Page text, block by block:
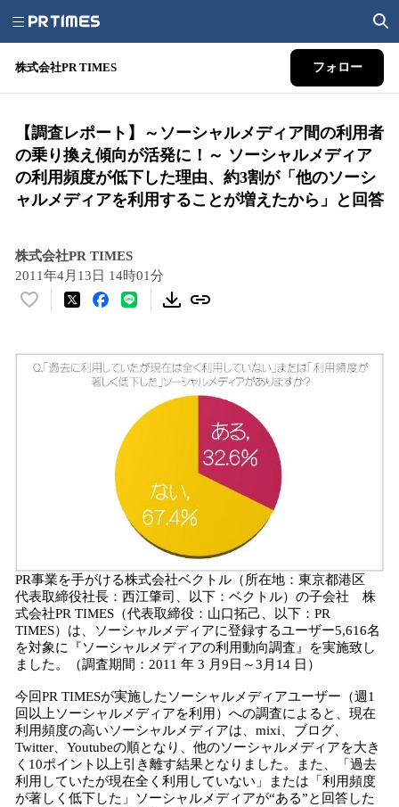
株式会社PR TIMES フォロー
【調査レポート】～ソーシャルメディア間の利用者
の乗り換え傾向が活発に！～ ソーシャルメディア
の利用頻度が低下した理由、約3割が「他のソーシ
ャルメディアを利用することが増えたから」と回答
株式会社PR TIMES
2011年4月13日 14時01分
い
！
PR事業を手がける株式会社ベクトル（所在地：東京都港区
代表取締役社長：西江肇司、以下：ベクトル）の子会社 株
式会社PR TIMES（代表取締役：山口拓己、以下：PR
TIMES）は、ソーシャルメディアに登録するユーザー5,616名
を対象に『ソーシャルメディアの利用動向調査』を実施致し
ました。（調査期間：2011 年 3 月9日～3月14 日）
今回PR TIMESが実施したソーシャルメディアユーザー（週1
回以上ソーシャルメディアを利用）への調査によると、現在
利用頻度の高いソーシャルメディアは、mixi、ブログ、
Twitter、Youtubeの順となり、他のソーシャルメディアを大き
く10ポイント以上引き離す結果となりました。また、「過去
利用していたが現在全く利用していない」または「利用頻度
が著しく低下した」ソーシャルメディアが“ある”と回答した